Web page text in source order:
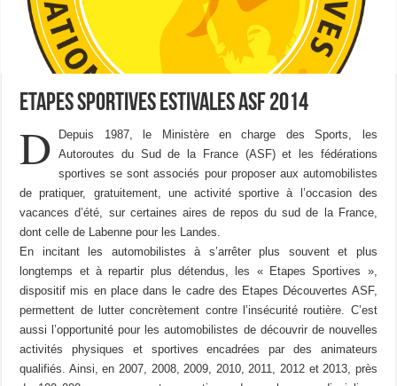
Etapes sportives estivales ASF 2014
D
Depuis 1987, le Ministère en charge des Sports, les
Autoroutes du Sud de la France (ASF) et les fédérations
sportives se sont associés pour proposer aux automobilistes
de pratiquer, gratuitement, une activité sportive à l’occasion des
vacances d’été, sur certaines aires de repos du sud de la France,
dont celle de Labenne pour les Landes.
En incitant les automobilistes à s’arrêter plus souvent et plus
longtemps et à repartir plus détendus, les « Etapes Sportives »,
dispositif mis en place dans le cadre des Etapes Découvertes ASF,
permettent de lutter concrètement contre l’insécurité routière. C’est
aussi l’opportunité pour les automobilistes de découvrir de nouvelles
activités physiques et sportives encadrées par des animateurs
qualifiés. Ainsi, en 2007, 2008, 2009, 2010, 2011, 2012 et 2013, près